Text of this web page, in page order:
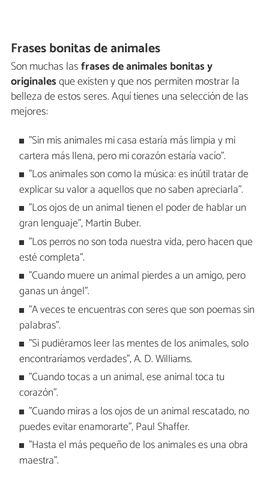
Frases bonitas de animales
Son muchas lasfrases de animales bonitas y
originalesque existen y que nos permiten mostrar la
belleza de estos seres. Aquí tienes una selección de las
mejores:
"Sin mis animales mi casa estaría más limpia y mi
cartera más llena, pero mi corazón estaría vacío".
"Los animales son como la música: es inútil tratar de
explicar su valor a aquellos que no saben apreciarla".
"Los ojos de un animal tienen el poder de hablar un
gran lenguaje", Martin Buber.
"Los perros no son toda nuestra vida, pero hacen que
esté completa".
"Cuando muere un animal pierdes a un amigo, pero
ganas un ángel".
"A veces te encuentras con seres que son poemas sin
palabras".
"Si pudiéramos leer las mentes de los animales, solo
encontraríamos verdades", A. D. Williams.
"Cuando tocas a un animal, ese animal toca tu
corazón".
"Cuando miras a los ojos de un animal rescatado, no
puedes evitar enamorarte", Paul Shaffer.
"Hasta el más pequeño de los animales es una obra
maestra".